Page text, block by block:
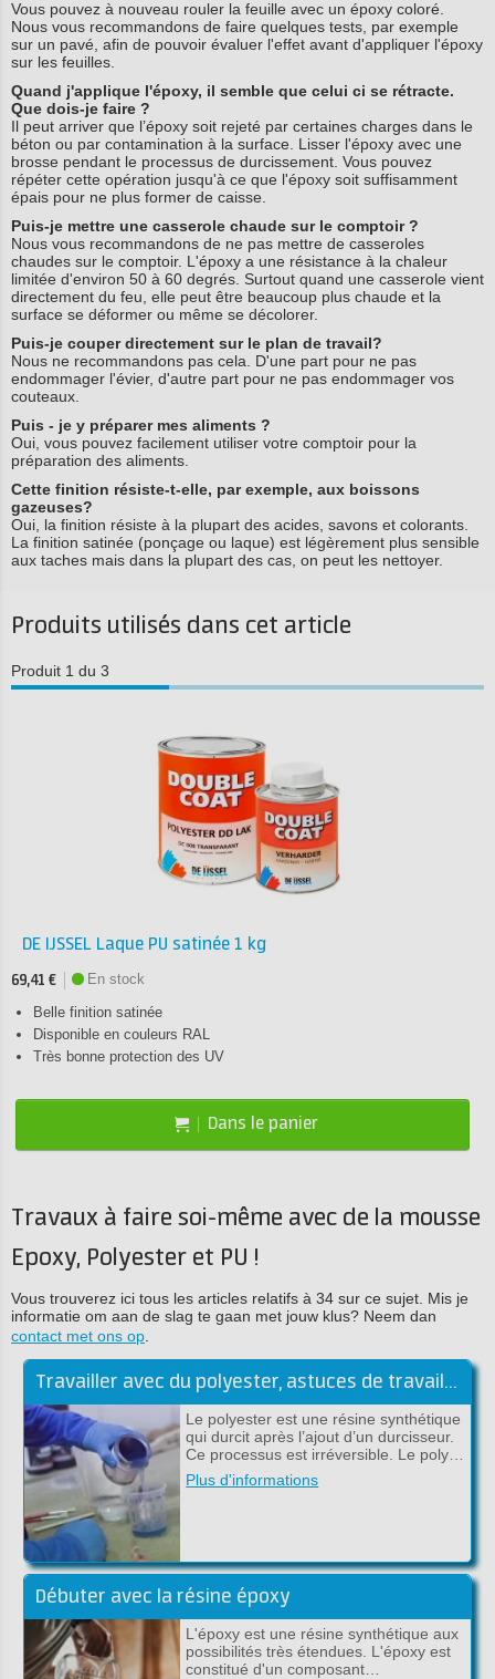
Vous pouvez à nouveau rouler la feuille avec un époxy coloré.
Nous vous recommandons de faire quelques tests, par exemple
sur un pavé, afin de pouvoir évaluer l'effet avant d'appliquer l'époxy
sur les feuilles.
Quand j'applique l'époxy, il semble que celui ci se rétracte.
Que dois-je faire ?
Il peut arriver que l’époxy soit rejeté par certaines charges dans le
béton ou par contamination à la surface. Lisser l'époxy avec une
brosse pendant le processus de durcissement. Vous pouvez
répéter cette opération jusqu'à ce que l'époxy soit suffisamment
épais pour ne plus former de caisse.
Puis-je mettre une casserole chaude sur le comptoir ?
Nous vous recommandons de ne pas mettre de casseroles
chaudes sur le comptoir. L'époxy a une résistance à la chaleur
limitée d'environ 50 à 60 degrés. Surtout quand une casserole vient
directement du feu, elle peut être beaucoup plus chaude et la
surface se déformer ou même se décolorer.
Puis-je couper directement sur le plan de travail?
Nous ne recommandons pas cela. D'une part pour ne pas
endommager l'évier, d'autre part pour ne pas endommager vos
couteaux.
Puis - je y préparer mes aliments ?
Oui, vous pouvez facilement utiliser votre comptoir pour la
préparation des aliments.
Cette finition résiste-t-elle, par exemple, aux boissons
gazeuses?
Oui, la finition résiste à la plupart des acides, savons et colorants.
La finition satinée (ponçage ou laque) est légèrement plus sensible
aux taches mais dans la plupart des cas, on peut les nettoyer.
Produits utilisés dans cet article
Produit 1 du 3
DE IJSSEL Laque PU satinée 1 kg
69,41 €
En stock
Belle finition satinée
Disponible en couleurs RAL
Très bonne protection des UV
Dans le panier
Travaux à faire soi-même avec de la mousse
Epoxy, Polyester et PU !
Vous trouverez ici tous les articles relatifs à 34 sur ce sujet. Mis je
informatie om aan de slag te gaan met jouw klus? Neem dan
contact met ons op
Travailler avec du polyester, astuces de travail de la résine polyester
Le polyester est une résine synthétique
qui durcit après l’ajout d’un durcisseur.
Ce processus est irréversible. Le poly…
Plus d'informations
Débuter avec la résine époxy
L'époxy est une résine synthétique aux
possibilités très étendues. L'époxy est
constitué d'un composant…